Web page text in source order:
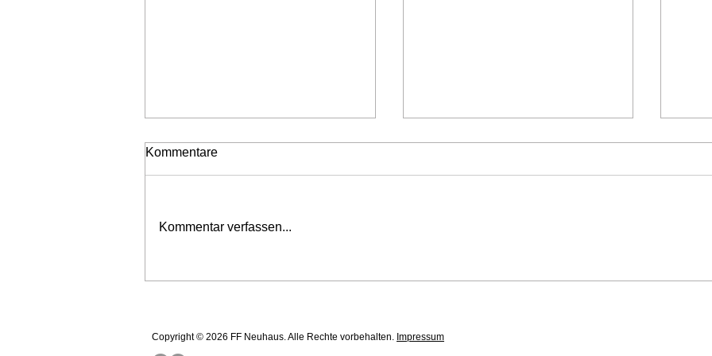
Neubestellungen
Kommentare
Kommentar verfassen...
Copyright © 2026 FF Neuhaus. Alle Rechte vorbehalten. Impressum